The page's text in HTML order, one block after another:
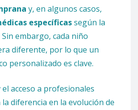
y, en algunos casos,
específicassegún la
embargo, cada niño
diferente, por lo que un
personalizado es clave.
acceso a profesionales
diferencia en la evolución de